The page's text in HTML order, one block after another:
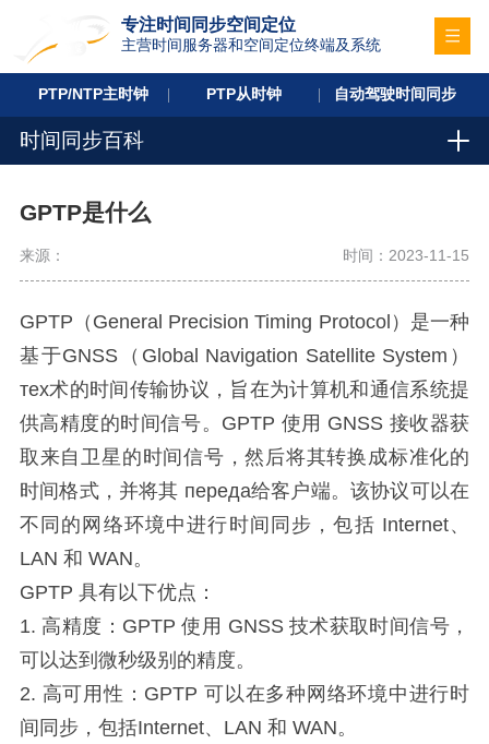
专注时间同步空间定位
主营时间服务器和空间定位终端及系统
PTP/NTP主时钟 PTP从时钟 自动驾驶时间同步
时间同步百科
GPTP是什么
来源： 时间：2023-11-15
GPTP（General Precision Timing Protocol）是一种
基于GNSS（Global Navigation Satellite System）
тех术的时间传输协议，旨在为计算机和通信系统提
供高精度的时间信号。GPTP 使用 GNSS 接收器获
取来自卫星的时间信号，然后将其转换成标准化的
时间格式，并将其 переда给客户端。该协议可以在
不同的网络环境中进行时间同步，包括 Internet、
LAN 和 WAN。
GPTP 具有以下优点：
1. 高精度：GPTP 使用 GNSS 技术获取时间信号，
可以达到微秒级别的精度。
2. 高可用性：GPTP 可以在多种网络环境中进行时
间同步，包括Internet、LAN 和 WAN。